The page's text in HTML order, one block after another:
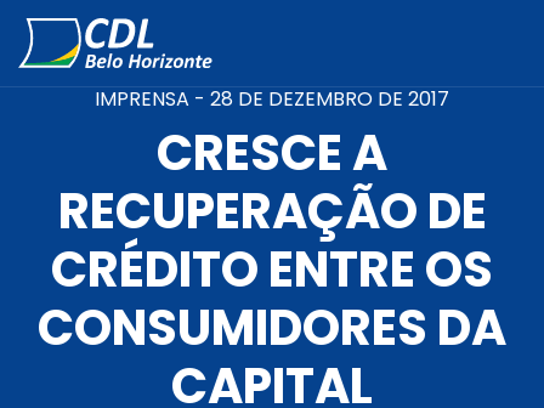
IMPRENSA - 28 DE DEZEMBRO DE 2017
CRESCE A
RECUPERAÇÃO DE
CRÉDITO ENTRE OS
CONSUMIDORES DA
CAPITAL